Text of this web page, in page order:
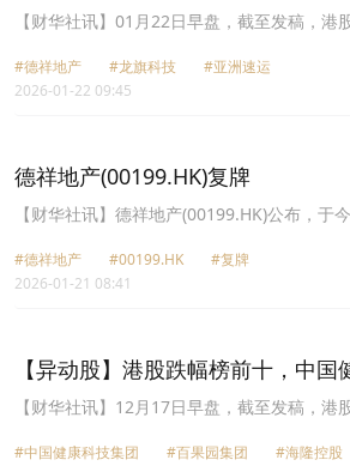
13.33%，龙旗科技(09611.HK)涨
【财华社讯】01月22日早盘，截至发稿，港
亚洲速运(08620.HK)涨幅11.96%、细叶榕科
11.79%、烯石电车新材料(06128.HK)涨幅
控股(01831.HK)涨幅7.55%。
#德祥地产 #龙旗科技
#亚洲速运
2026-01-22 09:45
德祥地产(00199.HK)复牌
【财华社讯】德祥地产(00199.HK)公布，于
#德祥地产 #00199.HK
#复牌
2026-01-21 08:41
【异动股】港股跌幅榜前十，中国
(01069.HK)跌9.09%，百果园集团
【财华社讯】12月17日早盘，截至发稿，港
8.47%、海隆控股(01623.HK)跌幅7.61%、南
#中国健康科技集团 #百果园集团
#海隆控股